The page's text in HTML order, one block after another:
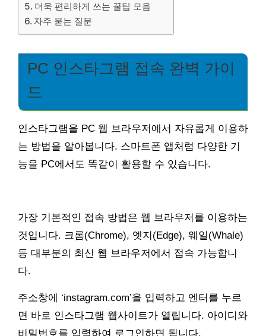
더욱 편리하게 쓰는 꿀팁 모음
자주 묻는 질문
PC 인스타그램 접속 완벽 가이
드
인스타그램을 PC 웹 브라우저에서 자유롭게 이용하
는 방법을 알아봅니다. 스마트폰 앱처럼 다양한 기
능을 PC에서도 똑같이 활용할 수 있습니다.
가장 기본적인 접속 방법은 웹 브라우저를 이용하는
것입니다. 크롬(Chrome), 엣지(Edge), 웨일(Whale)
등 대부분의 최신 웹 브라우저에서 접속 가능합니
다.
주소창에 ‘instagram.com’을 입력하고 엔터를 누르
면 바로 인스타그램 웹사이트가 열립니다. 아이디와
비밀번호를 입력하여 로그인하면 됩니다.